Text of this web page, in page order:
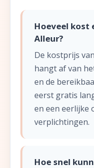
Hoeveel kost
Alleur?
De kostprijs
hangt af van
en de
eerst gratis
en een eerlijke
verplichtingen.
Hoe snel